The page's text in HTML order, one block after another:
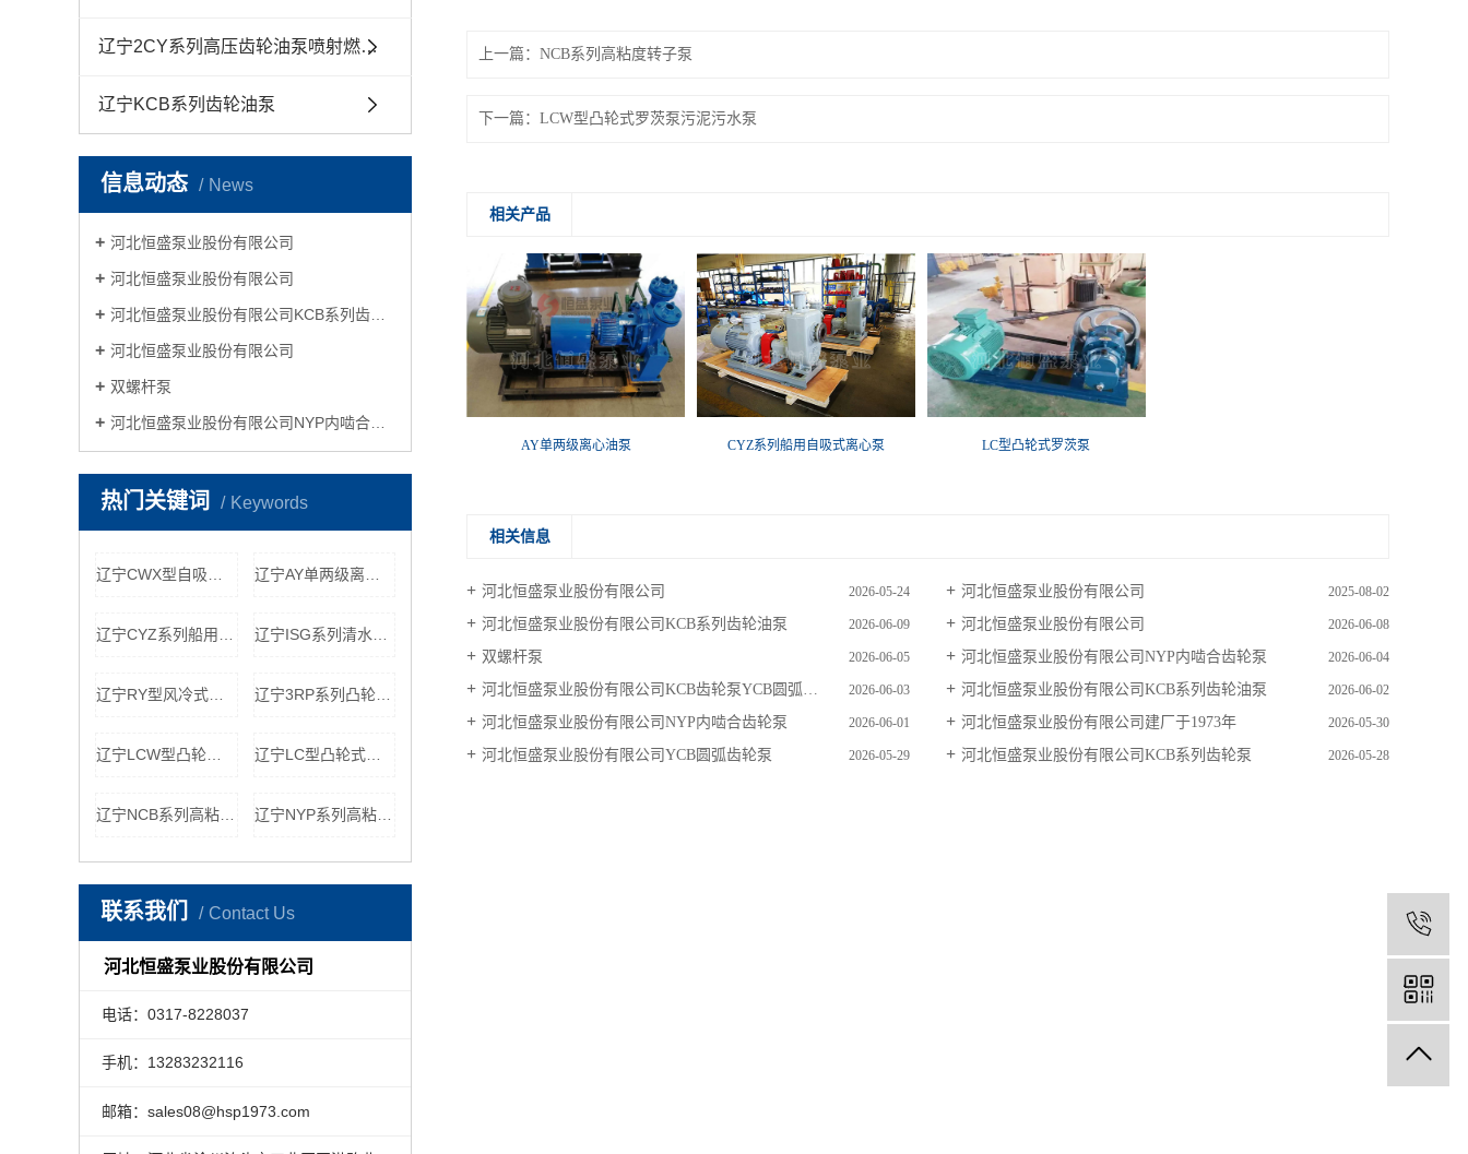
辽宁2CY系列高压齿轮油泵喷射燃油泵
辽宁KCB系列齿轮油泵
信息动态 News
河北恒盛泵业股份有限公司
河北恒盛泵业股份有限公司
河北恒盛泵业股份有限公司KCB系列齿轮油泵
河北恒盛泵业股份有限公司
双螺杆泵
河北恒盛泵业股份有限公司NYP内啮合齿轮泵
热门关键词 Keywords
辽宁3RP系列凸轮转子泵食品行业用泵
辽宁LC型凸轮式罗茨泵
辽宁NYP系列高粘度内啮合转子泵
联系我们 Contact Us
河北恒盛泵业股份有限公司
电话：0317-8228037
手机：13283232116
邮箱：sales08@hsp1973.com
上一篇： NCB系列高粘度转子泵
下一篇： LCW型凸轮式罗茨泵污泥污水泵
相关产品
AY单两级离心油泵 CYZ系列船用自吸式离心泵 LC型凸轮式罗茨泵
相关信息
河北恒盛泵业股份有限公司 2026-05-24 河北恒盛泵业股份有限公司 2025-08-02
河北恒盛泵业股份有限公司KCB系列齿轮油泵 2026-06-09 河北恒盛泵业股份有限公司 2026-06-08
双螺杆泵 2026-06-05 河北恒盛泵业股份有限公司NYP内啮合齿轮泵 2026-06-04
河北恒盛泵业股份有限公司KCB齿轮泵YCB圆弧齿轮泵 2026-06-03 河北恒盛泵业股份有限公司KCB系列齿轮油泵 2026-06-02
河北恒盛泵业股份有限公司NYP内啮合齿轮泵 2026-06-01 河北恒盛泵业股份有限公司建厂于1973年 2026-05-30
河北恒盛泵业股份有限公司YCB圆弧齿轮泵 2026-05-29 河北恒盛泵业股份有限公司KCB系列齿轮泵 2026-05-28